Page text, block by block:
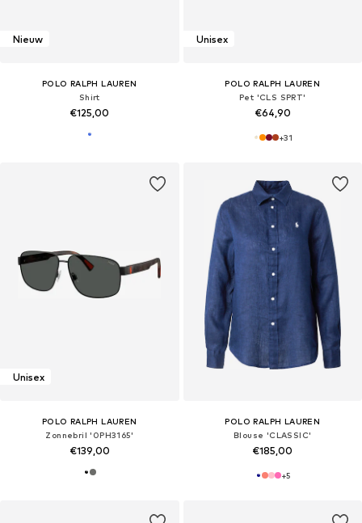
Nieuw
POLO RALPH LAUREN
Shirt
€125,00
Unisex
POLO RALPH LAUREN
Pet 'CLS SPRT'
€64,90
+31
Unisex
POLO RALPH LAUREN
Zonnebril '0PH3165'
€139,00
POLO RALPH LAUREN
Blouse 'CLASSIC'
€185,00
+5